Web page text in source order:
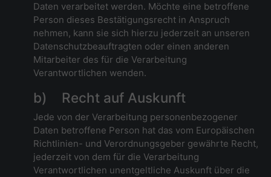
Daten verarbeitet werden. Möchte eine betroffene
Person dieses Bestätigungsrecht in Anspruch
nehmen, kann sie sich hierzu jederzeit an unseren
Datenschutzbeauftragten oder einen anderen
Mitarbeiter des für die Verarbeitung
Verantwortlichen wenden.
b) Recht auf Auskunft
Jede von der Verarbeitung personenbezogener
Daten betroffene Person hat das vom Europäischen
Richtlinien- und Verordnungsgeber gewährte Recht,
jederzeit von dem für die Verarbeitung
Verantwortlichen unentgeltliche Auskunft über die